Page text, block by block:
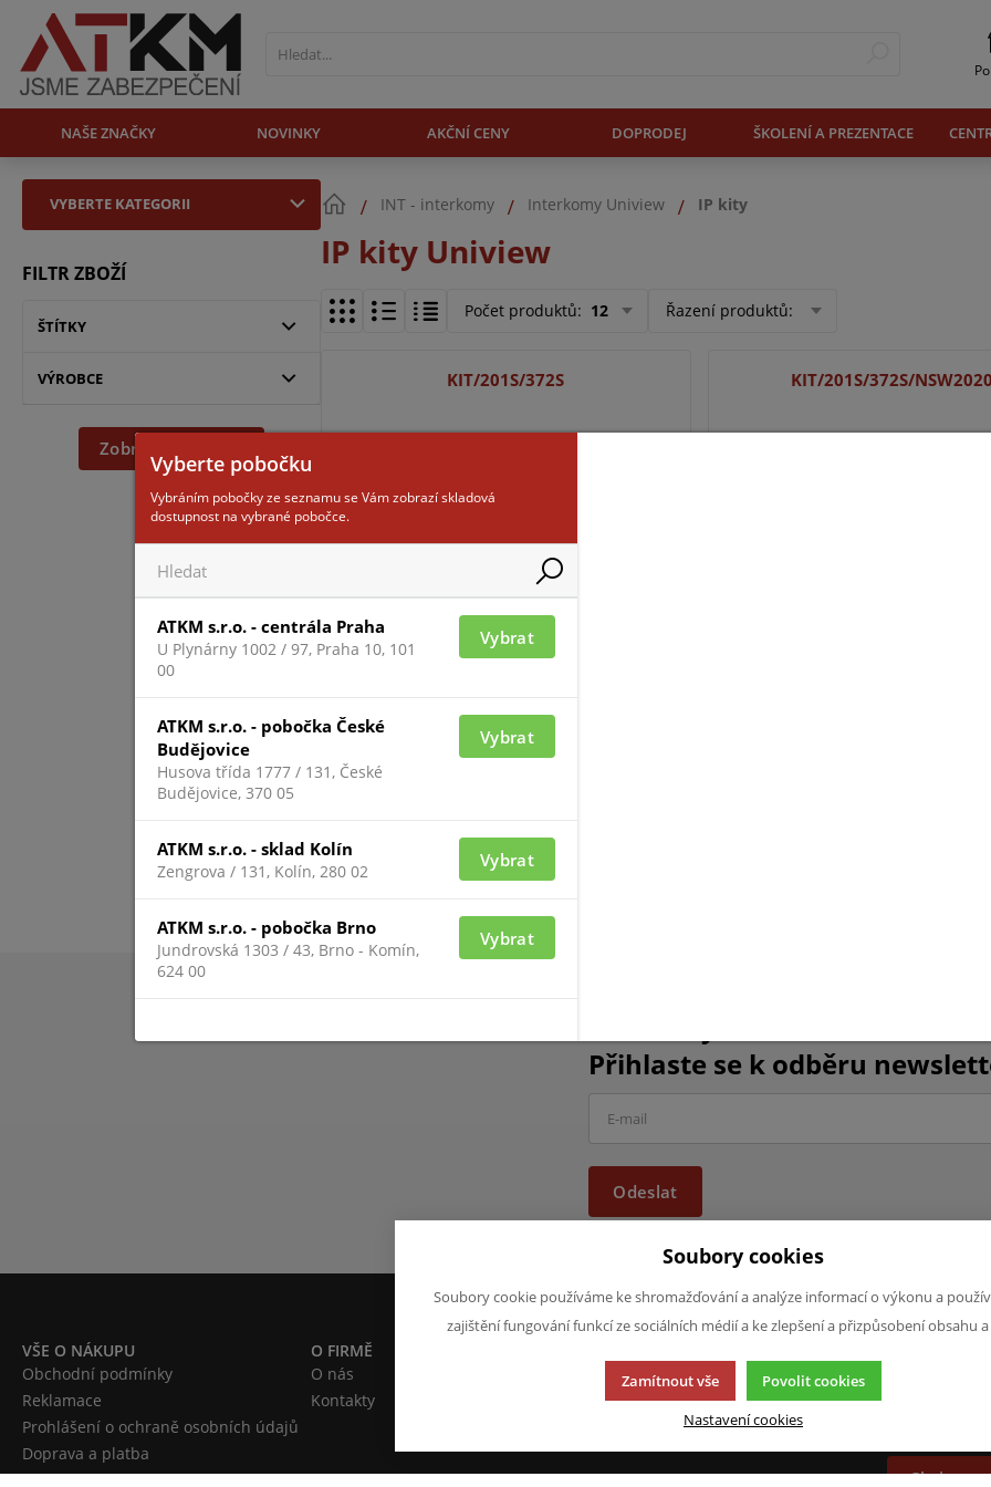
NAŠE ZNAČKY NOVINKY AKČNÍ CENY DOPRODEJ ŠKOLENÍ A PREZENTACE
VYBERTE KATEGORII
FILTR ZBOŽÍ
ŠTÍTKY
VÝROBCE
Zobrazit dle filtru
INT - interkomy Interkomy Uniview IP kity
IP kity Uniview
Počet produktů: 12 Řazení produktů:
KIT/201S/372S
Pro zobrazení informací je nutné být
přihlášený
KIT/201S/372S/
Přihlaste se k odběru
Odeslat
VŠE O NÁKUPU
Obchodní podmínky
Reklamace
Prohlášení o ochraně osobních údajů
Doprava a platba
O FIRMĚ
O nás
Kontakty
CS
Chci
Soubory cookies
Soubory cookie používáme ke shromažďování a analýze informací o výkonu a
zajištění fungování funkcí ze sociálních médií a ke zlepšení a přizpůsobení obsahu
Zamítnout vše Povolit cookies
Nastavení cookies
Vyberte pobočku
Vybráním pobočky ze seznamu se Vám zobrazí skladová
dostupnost na vybrané pobočce.
ATKM s.r.o. - centrála Praha
U Plynárny 1002 / 97, Praha 10, 101
00
Vybrat
ATKM s.r.o. - pobočka České
Budějovice
Husova třída 1777 / 131, České
Budějovice, 370 05
Vybrat
ATKM s.r.o. - sklad Kolín
Zengrova / 131, Kolín, 280 02
Vybrat
ATKM s.r.o. - pobočka Brno
Jundrovská 1303 / 43, Brno - Komín,
624 00
Vybrat